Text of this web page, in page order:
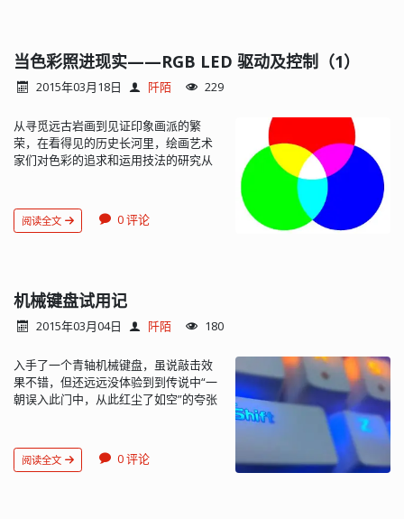
单片机系列（如定义
STM32F10X_CL）、选择使用标准外设驱
动库 USE_STDPERIPH_DRIVER Include
在目录 配置时钟晶体的频率 在需要操作
内核或标准外设的地方直接引用库的头
文件（stm32f10x.h）即可： 在编译的
件，可以选择不编译它。 取消选择
Include in Target Build 即可。 在 C/C++
当色彩照进现实——RGB LED 驱动及控制（1）
2015年03月18日 阡陌 229
从寻觅远古岩画到见证印象画派的繁
荣，在看得见的历史长河里，绘画艺术
家们对色彩的追求和运用技法的研究从
些跳动着的，闪耀着的，难以捉摸。当
一缕阳光穿过牛顿手里的棱镜而变得理
阅读全文 0 评论
机械键盘试用记
2015年03月04日 阡陌 180
入手了一个青轴机械键盘，虽说敲击效
果不错，但还远远没体验到到传说中“一
朝误入此门中，从此红尘了如空”的夸张
阅读全文 0 评论